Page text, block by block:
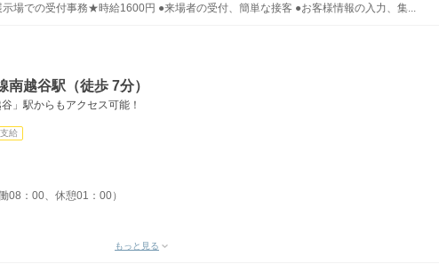
場での受付事務★時給1600円 ●来場者の受付、簡単な接客 ●お客様情報の入力、集...
越谷駅（徒歩 7分）
」駅からもアクセス可能！
給
08：00、休憩01：00）
もっと見る